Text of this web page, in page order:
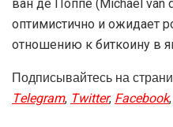
ван де Поппе (Michael van
оптимистично и ожидает
отношению к биткоину в
Подписывайтесь на
Telegram,Twitter,Facebook,